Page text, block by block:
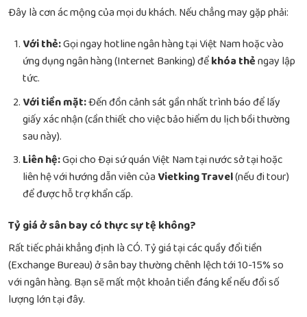
Đây là cơn ác mộng của mọi du khách. Nếu chẳng may gặp phải:
Với thẻ:Gọi ngay hotline ngân hàng tại Việt Nam hoặc vào
ứng dụng ngân hàng (Internet Banking) đểkhóa thẻngay lập
tức.
Với tiền mặt:Đến đồn cảnh sát gần nhất trình báo để lấy
giấy xác nhận (cần thiết cho việc bảo hiểm du lịch bồi thường
sau này).
Liên hệ:Gọi cho Đại sứ quán Việt Nam tại nước sở tại hoặc
liên hệ với hướng dẫn viên của Vietking Travel(nếu đi tour)
để được hỗ trợ khẩn cấp.
Tỷ giá ở sân bay có thực sự tệ không?
Rất tiếc phải khẳng định là CÓ. Tỷ giá tại các quầy đổi tiền
(Exchange Bureau) ở sân bay thường chênh lệch tới 10-15% so
với ngân hàng. Bạn sẽ mất một khoản tiền đáng kể nếu đổi số
lượng lớn tại đây.